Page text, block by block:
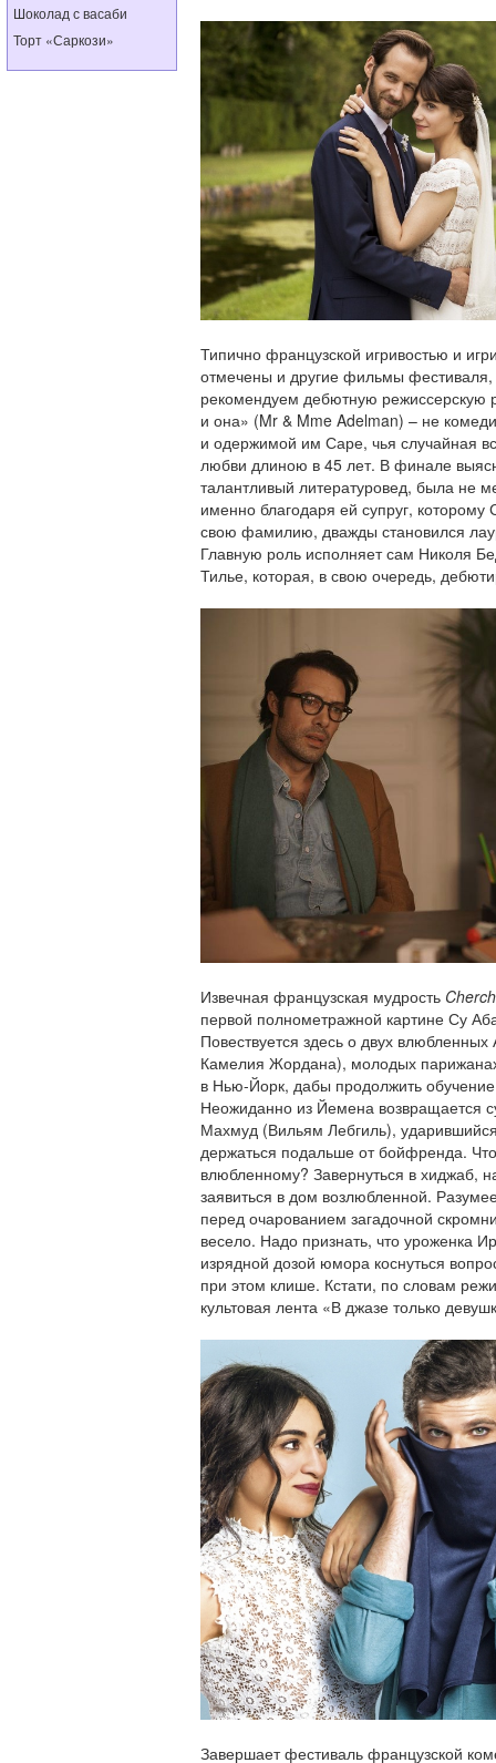
Шоколад с васаби
Торт «Саркози»
Типично французской игривостью и
отмечены и другие фильмы фестиваля,
рекомендуем дебютную режиссерскую
и она» (Mr & Mme Adelman) – не
и одержимой им Саре, чья случайная
любви длиною в 45 лет. В финале
талантливый литературовед, была не
именно благодаря ей супруг,
свою фамилию, дважды становился
Главную роль исполняет сам Николя
Тилье, которая, в свою очередь,
Извечная французская мудрость
первой полнометражной картине Су
Повествуется здесь о двух
Камелия Жордана), молодых
в Нью-Йорк, дабы продолжить
Неожиданно из Йемена возвращается
Махмуд (Вильям Лебгиль),
держаться подальше от бойфренда.
влюбленному? Завернуться в хиджаб,
заявиться в дом возлюбленной.
перед очарованием загадочной
весело. Надо признать, что уроженка
изрядной дозой юмора коснуться
при этом клише. Кстати, по словам
культовая лента «В джазе только
Завершает фестиваль французской